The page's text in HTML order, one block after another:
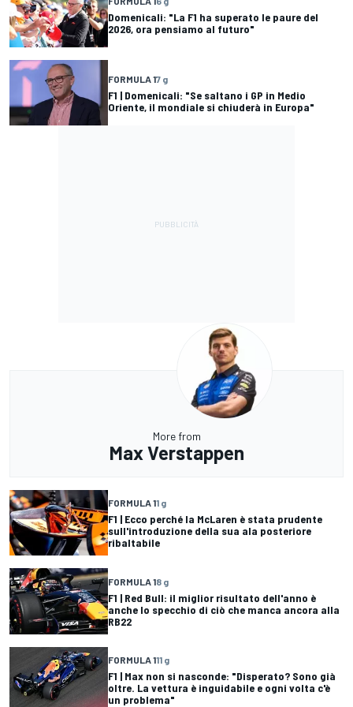
Domenicali: "La F1 ha superato le paure del
2026, ora pensiamo al futuro"
FORMULA 17 g
F1 | Domenicali: "Se saltano i GP in Medio
Oriente, il mondiale si chiuderà in Europa"
More from
Max Verstappen
FORMULA 11 g
F1 | Ecco perché la McLaren è stata prudente
sull'introduzione della sua ala posteriore
ribaltabile
FORMULA 18 g
F1 | Red Bull: il miglior risultato dell'anno è
anche lo specchio di ciò che manca ancora alla
RB22
FORMULA 111 g
F1 | Max non si nasconde: "Disperato? Sono già
oltre. La vettura è inguidabile e ogni volta c'è
un problema"